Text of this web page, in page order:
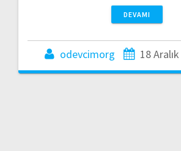
DEVAMI
odevcimorg 18